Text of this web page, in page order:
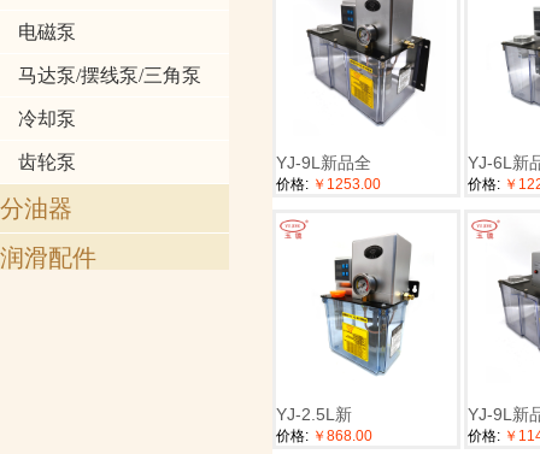
电磁泵
马达泵/摆线泵/三角泵
冷却泵
齿轮泵
分油器
润滑配件
YJ-9L新品全
价格: ￥1253.00
YJ-6L新
价格: ￥
YJ-2.5L新
价格: ￥868.00
YJ-9L新
价格: ￥